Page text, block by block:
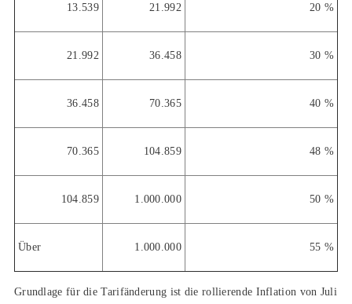
13.539 21.992 20 %
21.992 36.458 30 %
36.458 70.365 40 %
70.365 104.859 48 %
104.859 1.000.000 50 %
Über 1.000.000 55 %
Grundlage für die Tarifänderung ist die rollierende Inflation von Juli